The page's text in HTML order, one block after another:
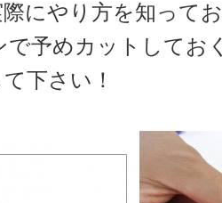
にやり方を知って
で予めカットしてお
下さい！